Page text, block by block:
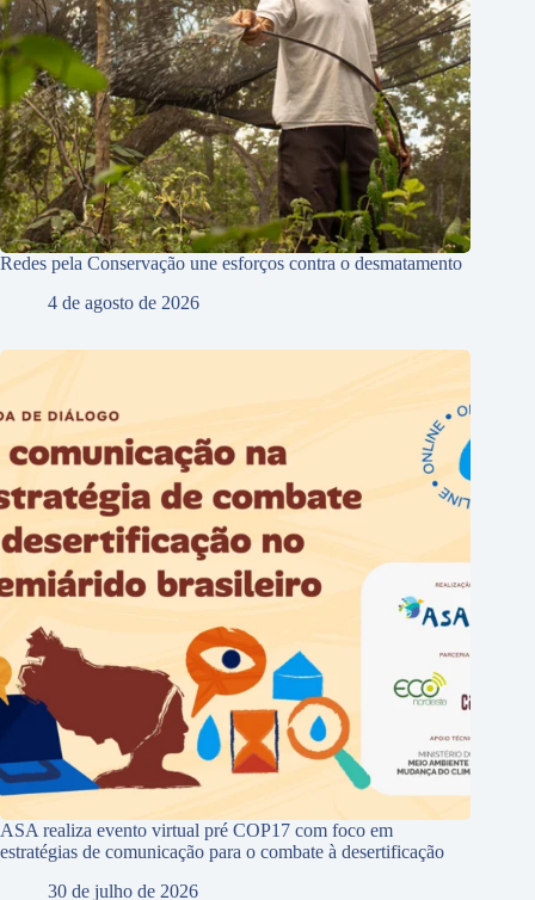
Redes pela Conservação une esforços contra o desmatamento
4 de agosto de 2026
ASA realiza evento virtual pré COP17 com foco em
estratégias de comunicação para o combate à desertificação
30 de julho de 2026